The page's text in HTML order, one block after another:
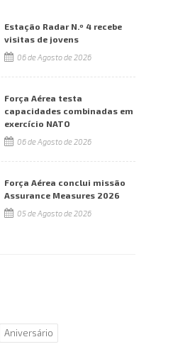
Estação Radar N.º 4 recebe
visitas de jovens
06 de Agosto de 2026
Força Aérea testa
capacidades combinadas em
exercício NATO
06 de Agosto de 2026
Força Aérea conclui missão
Assurance Measures 2026
05 de Agosto de 2026
Aniversário